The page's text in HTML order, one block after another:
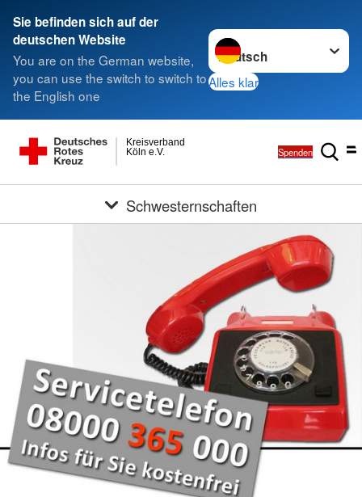
Sie befinden sich auf der
deutschen Website
You are on the German website,
you can use the switch to switch to
the English one
Sprache wechseln zu
Alles klar
Köln e.V.
Kreisverband
Spenden
Schwesternschaften